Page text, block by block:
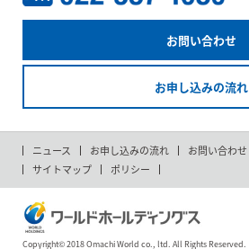
お問い合わせ
お申し込みの流れ
ニュース お申し込みの流れ お問い合わせ
サイトマップ
ポリシー
Copyright© 2018 Omachi World co., ltd. All Rights Reserved.